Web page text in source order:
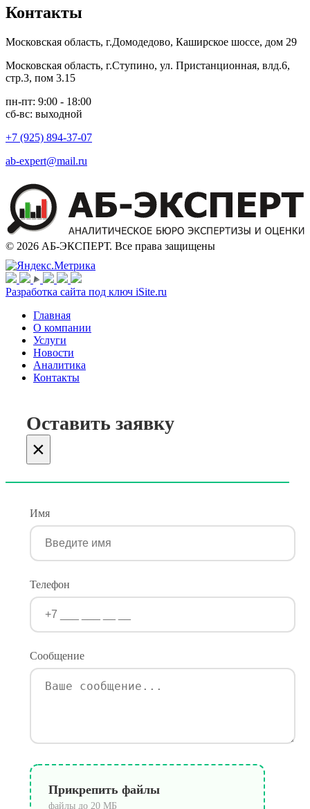
Контакты
Московская область, г.Домодедово, Каширское шоссе, дом 29
Московская область, г.Ступино, ул. Пристанционная, влд.6,
стр.3, пом 3.15
пн-пт: 9:00 - 18:00
сб-вс: выходной
+7 (925) 894-37-07
ab-expert@mail.ru
© 2026 АБ-ЭКСПЕРТ. Все права защищены
Разработка сайта под ключ iSite.ru
Главная
О компании
Услуги
Новости
Аналитика
Контакты
Оставить заявку
×
Имя
Телефон
Сообщение
Прикрепить файлы
файлы до 20 МБ